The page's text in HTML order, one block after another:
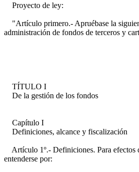
Proyecto de ley:
"Artículo primero.- Apruébase la
administración de fondos de terceros y
TÍTULO I
De la gestión de los fondos
Capítulo I
Definiciones, alcance y fiscalización
Artículo 1º.- Definiciones. Para efectos
entenderse por: